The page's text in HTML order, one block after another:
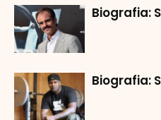
Biografia:
Biografia: